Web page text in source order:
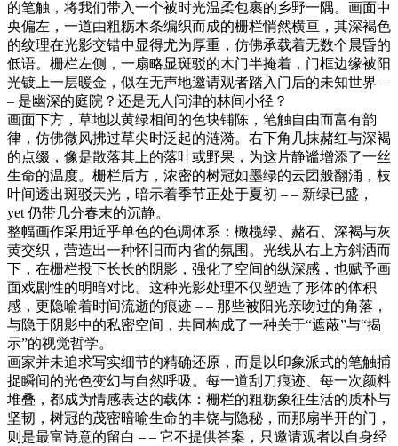
的笔触，将我们带入一个被时光温柔包裹的乡野一隅。画面中
央偏左，一道由粗粝木条编织而成的栅栏悄然横亘，其深褐色
的纹理在光影交错中显得尤为厚重，仿佛承载着无数个晨昏的
低语。栅栏左侧，一扇略显斑驳的木门半掩着，门框边缘被阳
光镀上一层暖金，似在无声地邀请观者踏入门后的未知世界 –
– 是幽深的庭院？还是无人问津的林间小径？
画面下方，草地以黄绿相间的色块铺陈，笔触自由而富有韵
律，仿佛微风拂过草尖时泛起的涟漪。右下角几抹赭红与深褐
的点缀，像是散落其上的落叶或野果，为这片静谧增添了一丝
生命的温度。栅栏后方，浓密的树冠如墨绿的云团般翻涌，枝
叶间透出斑驳天光，暗示着季节正处于夏初 – – 新绿已盛，
yet 仍带几分春末的沉静。
整幅画作采用近乎单色的色调体系：橄榄绿、赭石、深褐与灰
黄交织，营造出一种怀旧而内省的氛围。光线从右上方斜洒而
下，在栅栏投下长长的阴影，强化了空间的纵深感，也赋予画
面戏剧性的明暗对比。这种光影处理不仅塑造了形体的体积
感，更隐喻着时间流逝的痕迹 – – 那些被阳光亲吻过的角落，
与隐于阴影中的私密空间，共同构成了一种关于“遮蔽”与“揭
示”的视觉哲学。
画家并未追求写实细节的精确还原，而是以印象派式的笔触捕
捉瞬间的光色变幻与自然呼吸。每一道刮刀痕迹、每一次颜料
堆叠，都成为情感表达的载体：栅栏的粗粝象征生活的质朴与
坚韧，树冠的茂密暗喻生命的丰饶与隐秘，而那扇半开的门，
则是最富诗意的留白 – – 它不提供答案，只邀请观者以自身经